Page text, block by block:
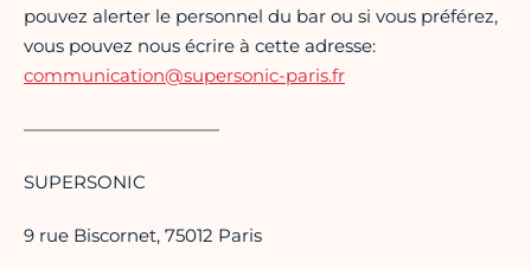
pouvez alerter le personnel du bar ou si vous préférez,
vous pouvez nous écrire à cette adresse:
communication@supersonic-paris.fr
———————————
SUPERSONIC
9 rue Biscornet, 75012 Paris